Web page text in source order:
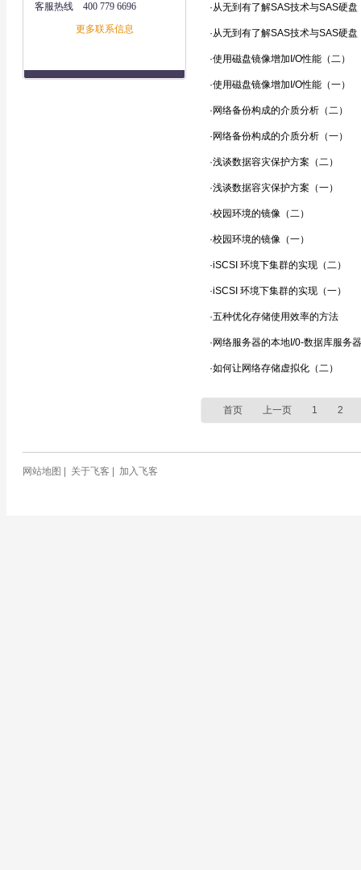
客服热线
400 779 6696
更多联系信息
·从无到有了解SAS技术与SAS硬盘
·从无到有了解SAS技术与SAS硬盘
·使用磁盘镜像增加I/O性能（二）
·使用磁盘镜像增加I/O性能（一）
·网络备份构成的介质分析（二）
·网络备份构成的介质分析（一）
·浅谈数据容灾保护方案（二）
·浅谈数据容灾保护方案（一）
·校园环境的镜像（二）
·校园环境的镜像（一）
·iSCSI 环境下集群的实现（二）
·iSCSI 环境下集群的实现（一）
·五种优化存储使用效率的方法
·网络服务器的本地I/0-数据库服务
·如何让网络存储虚拟化（二）
首页 上一页 1 2
网站地图 关于飞客 加入飞客